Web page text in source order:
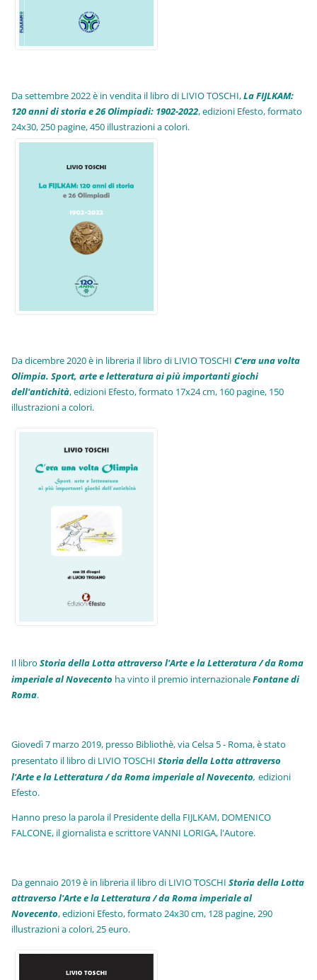
Da settembre 2022 è in vendita il libro di LIVIO TOSCHI,La FIJLKAM:
120 anni di storia e 26 Olimpiadi: 1902-2022, edizioni Efesto, formato
24x30, 250 pagine, 450 illustrazioni a colori.
Da dicembre 2020 è in libreria il libro di LIVIO TOSCHIC'era una volta
Olimpia. Sport, arte e letteratura ai più importanti giochi
dell'antichità,edizioni Efesto, formato 17x24 cm, 160 pagine, 150
illustrazioni a colori.
Il libroStoria della Lotta attraverso l'Arte e la Letteratura / da Roma
imperiale al Novecento ha vinto il premio internazionaleFontane di
Roma.
Giovedì 7 marzo 2019, presso Bibliothè, via Celsa 5 - Roma, è stato
presentato il libro di LIVIO TOSCHIStoria della Lotta attraverso
l'Arte e la Letteratura / da Roma imperiale al Novecento, edizioni
Efesto.
Hanno preso la parola il Presidente della FIJLKAM, DOMENICO
FALCONE, il giornalista e scrittore VANNI LORIGA, l'Autore.
Da gennaio 2019 è in libreria il libro di LIVIO TOSCHIStoria della Lotta
attraverso l'Arte e la Letteratura / da Roma imperiale al
Novecento, edizioni Efesto, formato 24x30 cm, 128 pagine, 290
illustrazioni a colori, 25 euro.